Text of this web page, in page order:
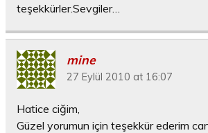
teşekkürler.Sevgiler…
mine
27 Eylül 2010 at 16:07
Hatice ciğim,
Güzel yorumun için teşekkür ederim